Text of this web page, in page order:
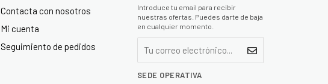
Contacta con nosotros
Mi cuenta
Seguimiento de pedidos
Introduce tu email para recibir
nuestras ofertas. Puedes darte de baja
en cualquier momento.
SEDE OPERATIVA